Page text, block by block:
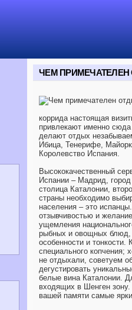
ЧЕМ
коррида настоящая
привлекают именно
делают отдых
Ибица, Тенерифе,
Королевство Испания.
Высококачественный
Испании – Мадрид,
столица Каталонии,
страны необходимо
населения – это
отзывчивостью и
ущемления
рыбных и овощных блюд,
особенности и
специального копчения;
не отдыхали, советуем
дегустировать
белые вина Каталонии.
входящих в Шенген
вашей памяти самые